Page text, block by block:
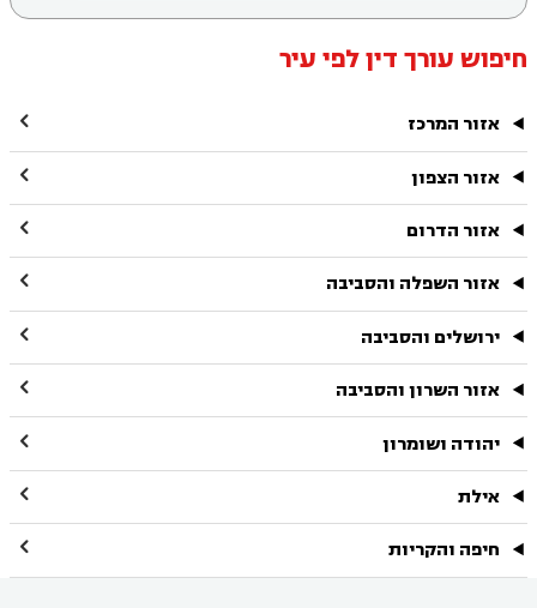
חיפוש עורך דין לפי עיר
אזור המרכז 
אזור הצפון 
אזור הדרום 
אזור השפלה והסביבה 
ירושלים והסביבה 
אזור השרון והסביבה 
יהודה ושומרון 
אילת 
חיפה והקריות 